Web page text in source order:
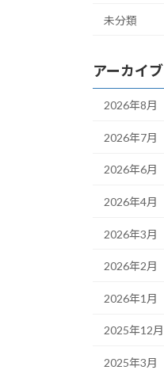
未分類
アーカイブ
2026年8月
2026年7月
2026年6月
2026年4月
2026年3月
2026年2月
2026年1月
2025年12月
2025年3月